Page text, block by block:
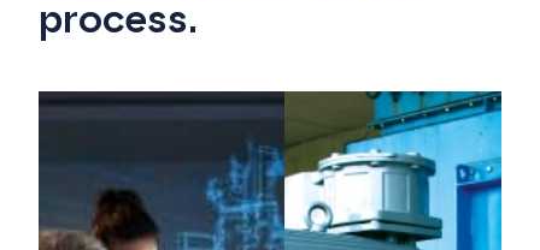
process.